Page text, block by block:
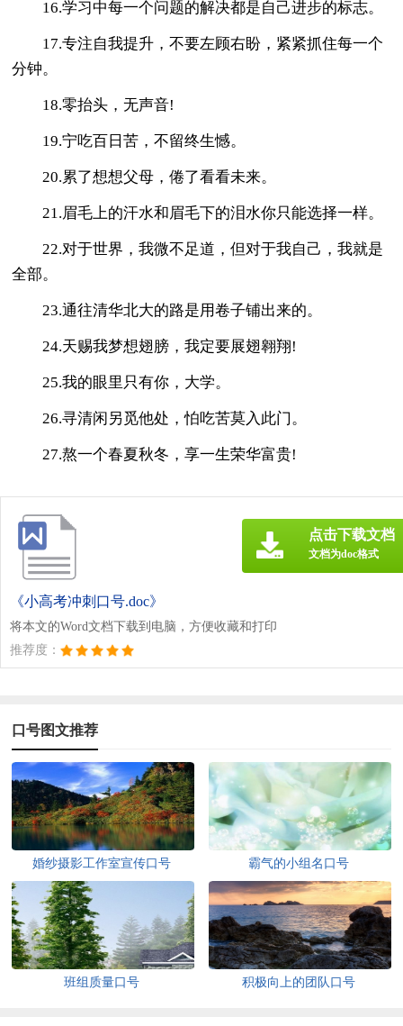
16.学习中每一个问题的解决都是自己进步的标志。
17.专注自我提升，不要左顾右盼，紧紧抓住每一个
分钟。
18.零抬头，无声音!
19.宁吃百日苦，不留终生憾。
20.累了想想父母，倦了看看未来。
21.眉毛上的汗水和眉毛下的泪水你只能选择一样。
22.对于世界，我微不足道，但对于我自己，我就是
全部。
23.通往清华北大的路是用卷子铺出来的。
24.天赐我梦想翅膀，我定要展翅翱翔!
25.我的眼里只有你，大学。
26.寻清闲另觅他处，怕吃苦莫入此门。
27.熬一个春夏秋冬，享一生荣华富贵!
《小高考冲刺口号.doc》
将本文的Word文档下载到电脑，方便收藏和打印
推荐度：
点击下载文档
文档为doc格式
口号图文推荐
婚纱摄影工作室宣传口号 霸气的小组名口号
班组质量口号 积极向上的团队口号